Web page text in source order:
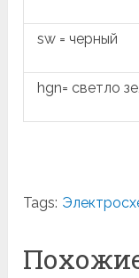
sw = черный
hgn= светло
Tags: